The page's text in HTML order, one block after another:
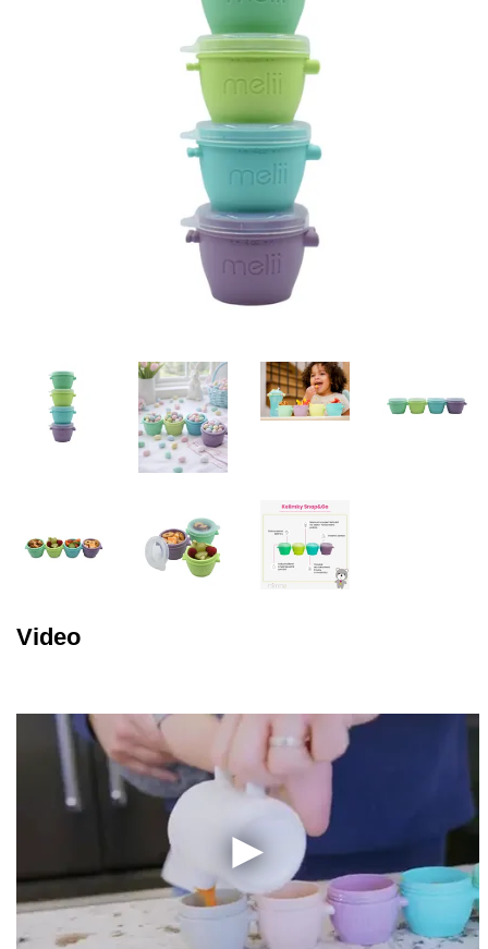
Video